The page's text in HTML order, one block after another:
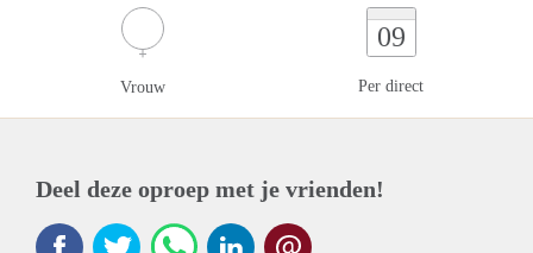
Vrouw
09
Per direct
Deel deze oproep met je vrienden!